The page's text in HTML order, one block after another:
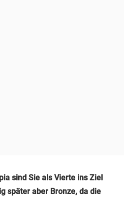
sind Sie als Vierte ins Ziel
später aber Bronze, da die